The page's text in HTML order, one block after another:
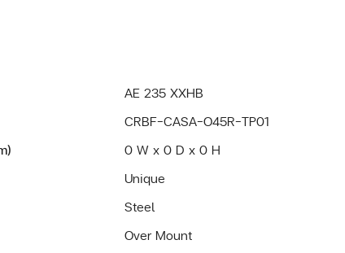
AE 235 XXHB
CRBF-CASA-O45R-TP01
0 W x 0 D x 0 H
Unique
Steel
Over Mount